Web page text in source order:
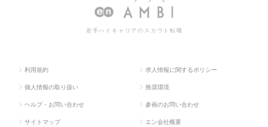
気・電子） 職・求人情報一覧
若手ハイキャリアのスカウト転職
利用規約 求人情報に関するポリシー
個人情報の取り扱い 推奨環境
ヘルプ・お問い合わせ 参画のお問い合わせ
サイトマップ エン会社概要